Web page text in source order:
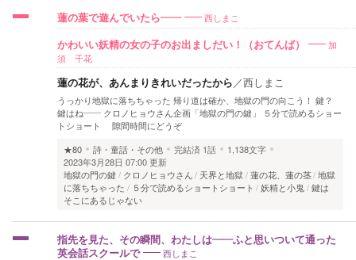
蓮の葉で遊んでいたら―― 西しまこ
かわいい妖精の女の子のお出ましだい！（おてんば）
加
須 千花
蓮の花が、あんまりきれいだったから／西しまこ
うっかり地獄に落ちちゃった 帰り道は確か、地獄の門の向こう！ 鍵？
鍵はね―― クロノヒョウさん企画「地獄の門の鍵」 ５分で読めるショー
トショート 隙間時間にどうぞ
★80
詩・童話・その他 完結済 1話
1,138文字
2023年3月28日 07:00 更新
地獄の門の鍵
クロノヒョウさん 天界と地獄 蓮の花、蓮の茎 地獄
に落ちちゃった
５分で読めるショートショート 妖精と小鬼
鍵は
そこにあるじゃない
指先を見た、その瞬間、わたしは――ふと思いついて通った
英会話スクールで
西しまこ